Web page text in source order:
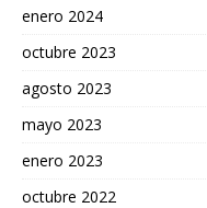
enero 2024
octubre 2023
agosto 2023
mayo 2023
enero 2023
octubre 2022